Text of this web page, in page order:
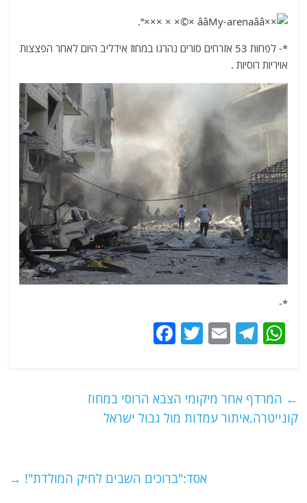
*- לפחות 53 אזרחים סורים נהרגו במחוז אידליב היום לאחר הפצצות
אויריות רוסיות .
*-
W
s
A
T
g
ra
E
l
T
er
e
b
k
← המרדף אחר מיקומי הצבא הרוסי במחוז
קונייטרה.איתור עמדות מול גבול ישראל
אסד:"ברוכים השבים לחיק המולדת"! →